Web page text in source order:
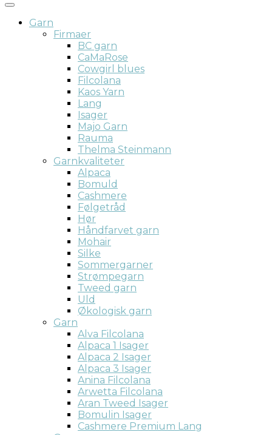
Garn
Firmaer
BC garn
CaMaRose
Cowgirl blues
Filcolana
Kaos Yarn
Lang
Isager
Majo Garn
Rauma
Thelma Steinmann
Garnkvaliteter
Alpaca
Bomuld
Cashmere
Følgetråd
Hør
Håndfarvet garn
Mohair
Silke
Sommergarner
Strømpegarn
Tweed garn
Uld
Økologisk garn
Garn
Alva Filcolana
Alpaca 1 Isager
Alpaca 2 Isager
Alpaca 3 Isager
Anina Filcolana
Arwetta Filcolana
Aran Tweed Isager
Bomulin Isager
Cashmere Premium Lang